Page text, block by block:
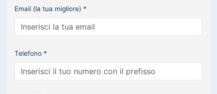
Email (la tua migliore) *
Telefono *